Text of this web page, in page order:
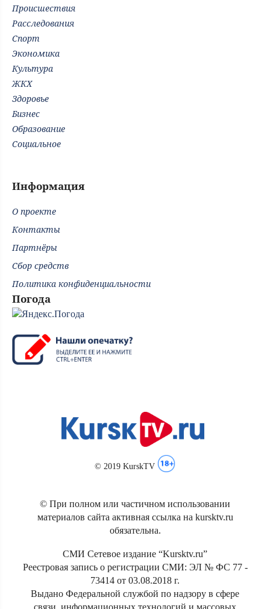
Происшествия
Расследования
Спорт
Экономика
Культура
ЖКХ
Здоровье
Бизнес
Образование
Социальное
Информация
О проекте
Контакты
Партнёры
Сбор средств
Политика конфиденциальности
Погода
© 2019 KurskTV
© При полном или частичном использовании
материалов сайта активная ссылка на kursktv.ru
обязательна.
СМИ Сетевое издание “Kursktv.ru”
Реестровая запись о регистрации СМИ: ЭЛ № ФС 77 -
73414 от 03.08.2018 г.
Выдано Федеральной службой по надзору в сфере